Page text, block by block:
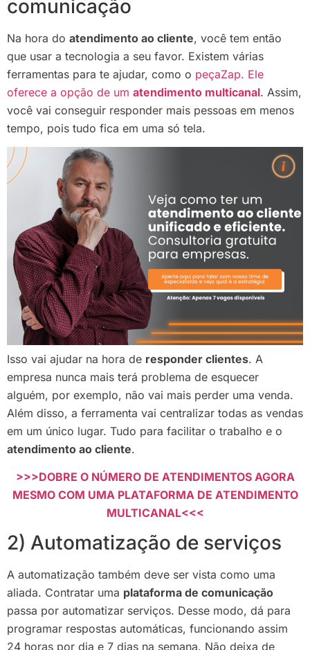
comunicação
Na hora do atendimento ao cliente, você tem então
que usar a tecnologia a seu favor. Existem várias
ferramentas para te ajudar, como o peçaZap. Ele
oferece a opção de um atendimento multicanal. Assim,
você vai conseguir responder mais pessoas em menos
tempo, pois tudo fica em uma só tela.
Isso vai ajudar na hora de responder clientes. A
empresa nunca mais terá problema de esquecer
alguém, por exemplo, não vai mais perder uma venda.
Além disso, a ferramenta vai centralizar todas as vendas
em um único lugar. Tudo para facilitar o trabalho e o
atendimento ao cliente.
>>>DOBRE O NÚMERO DE ATENDIMENTOS AGORA
MESMO COM UMA PLATAFORMA DE ATENDIMENTO
MULTICANAL<<<
2) Automatização de serviços
A automatização também deve ser vista como uma
aliada. Contratar uma plataforma de comunicação
passa por automatizar serviços. Desse modo, dá para
programar respostas automáticas, funcionando assim
24 horas por dia e 7 dias na semana. Não deixa de